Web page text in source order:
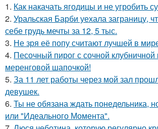
1. Как накачать ягодицы и не угробить
2. Уральская Барби уехала заграницу,
себе грудь мечты за 12, 5 тыс.
3. Не зря её попу считают лучшей в
4. Песочный пирог с сочной клубничной
меренговой шапочкой!
5. За 11 лет работы через мой зал
девушек.
6. Ты не обязана ждать понедельника,
или "Идеального Момента".